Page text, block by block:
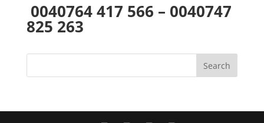
0040764 417 566 – 0040747
825 263